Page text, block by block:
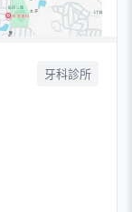
牙科診所